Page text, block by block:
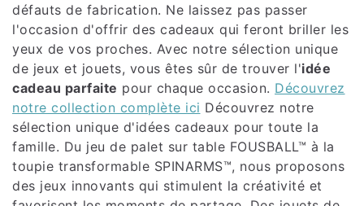
défauts de fabrication. Ne laissez pas passer
l'occasion d'offrir des cadeaux qui feront briller les
yeux de vos proches. Avec notre sélection unique
de jeux et jouets, vous êtes sûr de trouver l'idée
cadeau parfaite pour chaque occasion. Découvrez
notre collection complète ici Découvrez notre
sélection unique d'idées cadeaux pour toute la
famille. Du jeu de palet sur table FOUSBALL™ à la
toupie transformable SPINARMS™, nous proposons
des jeux innovants qui stimulent la créativité et